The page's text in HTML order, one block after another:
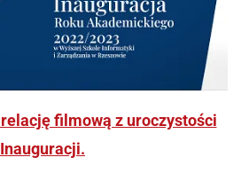
filmową z uroczystości
Inauguracji.